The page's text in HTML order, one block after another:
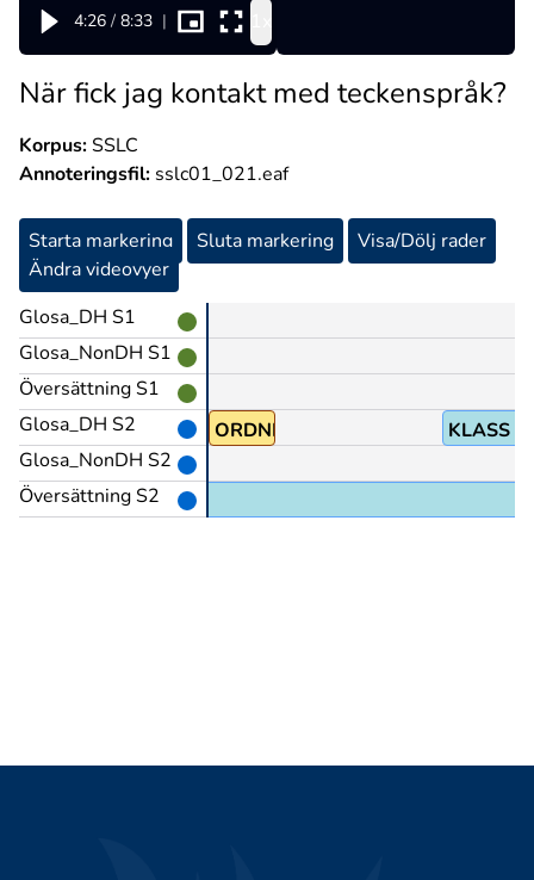
4:26 / 8:33 |
När fick jag kontakt med teckenspråk?
Korpus:SSLC
Annoteringsfil: sslc01_021.eaf
Starta markering Sluta markering
Visa/Dölj rader
Ändra videovyer
Glosa_DH S1
Glosa_NonDH S1
Översättning S1
Glosa_DH S2
Glosa_NonDH S2
Översättning S2
STARTA ORDNING+EN KLASS